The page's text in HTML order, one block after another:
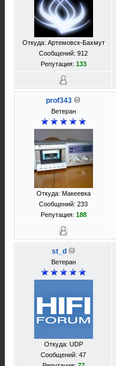
Откуда: Артемовск-Бахмут
Сообщений: 912
Репутация: 133
prof343
Ветеран
Откуда: Макеевка
Сообщений: 233
Репутация: 188
st_d
Ветеран
Откуда: UDP
Сообщений: 47